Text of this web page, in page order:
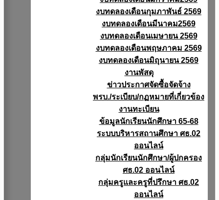
งบทดลองเดือนกุมภาพันธ์ 2569
งบทดลองเดือนมีนาคม2569
งบทดลองเดือนเมษายน 2569
งบทดลองเดือนพฤษภาคม 2569
งบทดลองเดือนมิถุนายน 2569
งานพัสดุ
ข่าวประกาศจัดซื้อจัดจ้าง
พรบ./ระเบียบ/กฏหมายที่เกี่ยวข้อง
งานทะเบียน
ข้อมูลนักเรียนนักศึกษา 65-68
ระบบบริหารสถานศึกษา ศธ.02
ออนไลน์
กลุ่มนักเรียนนักศึกษา/ผู้ปกครอง
ศธ.02 ออนไลน์
กลุ่มครูและครูที่ปรึกษา ศธ.02
ออนไลน์